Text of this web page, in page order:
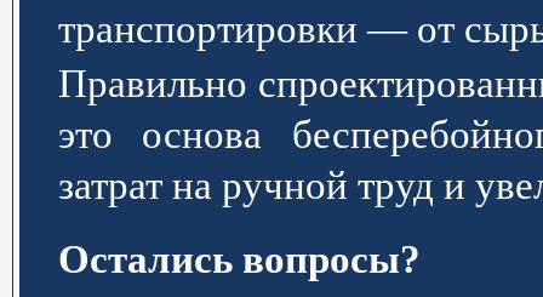
транспортировки — от
Правильно
это основа
затрат на ручной труд и
Остались вопросы?